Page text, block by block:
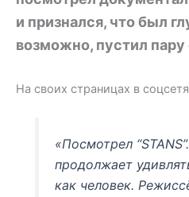
и признался, что был
возможно, пустил пару
На своих страницах в
«Посмотрел
продолжает
как человек.